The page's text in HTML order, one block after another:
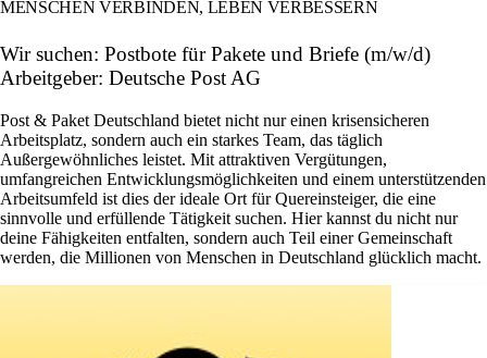
MENSCHEN VERBINDEN, LEBEN VERBESSERN
Wir suchen: Postbote für Pakete und Briefe (m/w/d)
Arbeitgeber: Deutsche Post AG
Post & Paket Deutschland bietet nicht nur einen krisensicheren
Arbeitsplatz, sondern auch ein starkes Team, das täglich
Außergewöhnliches leistet. Mit attraktiven Vergütungen,
umfangreichen Entwicklungsmöglichkeiten und einem unterstützenden
Arbeitsumfeld ist dies der ideale Ort für Quereinsteiger, die eine
sinnvolle und erfüllende Tätigkeit suchen. Hier kannst du nicht nur
deine Fähigkeiten entfalten, sondern auch Teil einer Gemeinschaft
werden, die Millionen von Menschen in Deutschland glücklich macht.